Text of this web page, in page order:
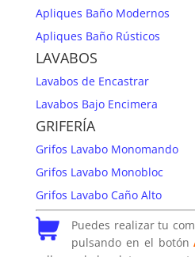
Apliques Baño Modernos
Apliques Baño Rústicos
LAVABOS
Lavabos de Encastrar
Lavabos Bajo Encimera
GRIFERÍA
Grifos Lavabo Monomando
Grifos Lavabo Monobloc
Grifos Lavabo Caño Alto
Puedes realizar tu
pulsando en el botón